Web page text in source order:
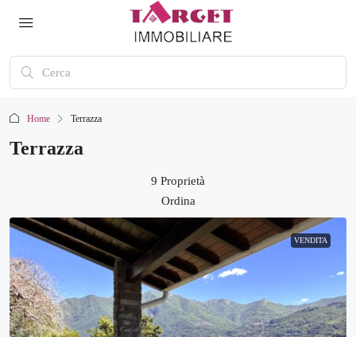
Home Terrazza
Terrazza
9 Proprietà
Ordina
VENDITA